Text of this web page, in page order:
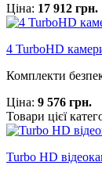
Ціна: 17 912 грн.
4 TurboHD
Комплекти
Ціна: 9 576 грн.
Товари цієї
Turbo HD